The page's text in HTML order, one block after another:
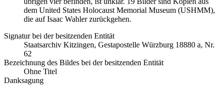
dem United States Holocaust Memorial Museum (USHMM),
die auf Isaac Wahler zurückgehen.
Signatur bei der besitzenden Entität
Staats­ar­chiv Kit­zin­gen, Ge­sta­po­stel­le Würz­burg 18880 a, Nr.
62
Bezeichnung des Bildes bei der besitzenden Entität
Ohne Titel
Danksagung